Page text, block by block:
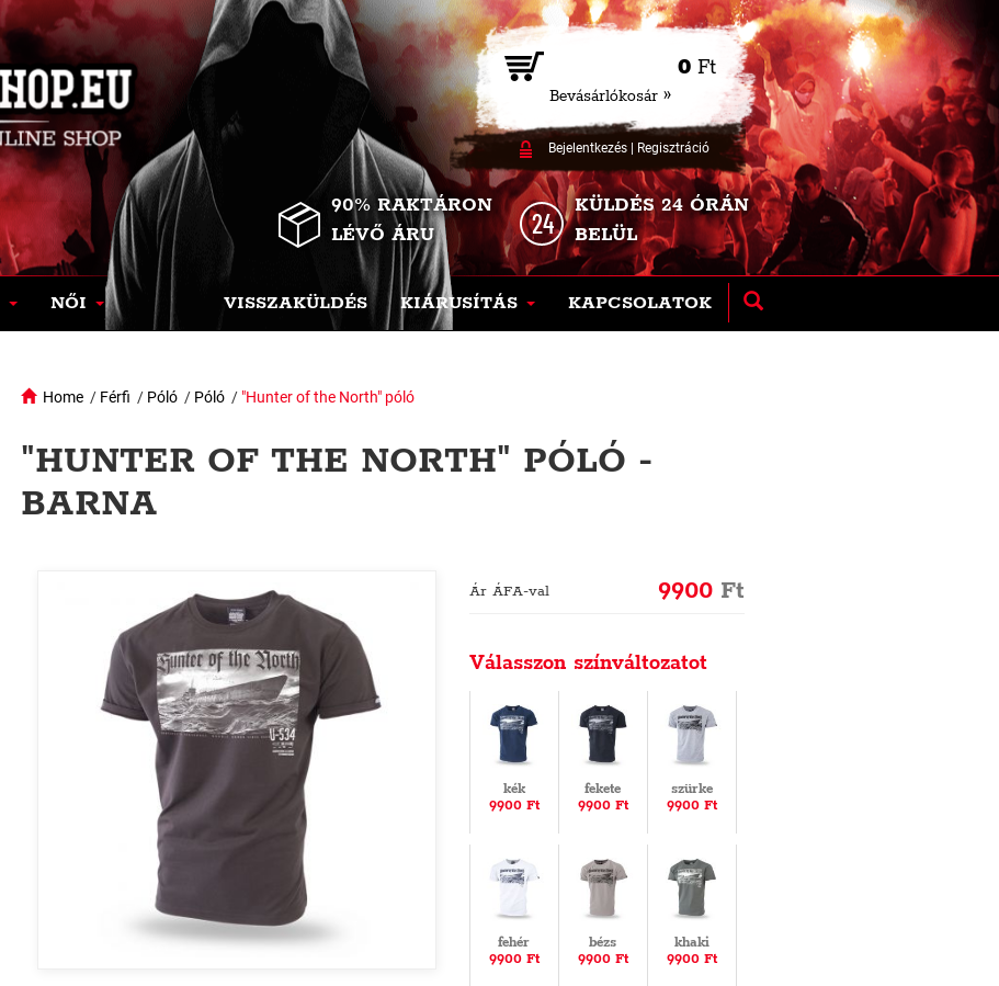
0 Ft
Bevásárlókosár »
Bejelentkezés| Regisztráció
90% RAKTÁRON
LÉVŐ ÁRU
KÜLDÉS 24 ÓRÁN
BELÜL
NŐI VISSZAKÜLDÉS KIÁRUSÍTÁS KAPCSOLATOK
Home / Férfi / Póló / Póló / "Hunter of the North" póló
"HUNTER OF THE NORTH" PÓLÓ -
BARNA
Ár ÁFA-val 9900 Ft
Válasszon színváltozatot
kék
9900 Ft
fekete
9900 Ft
szürke
9900 Ft
fehér
9900 Ft
bézs
9900 Ft
khaki
9900 Ft